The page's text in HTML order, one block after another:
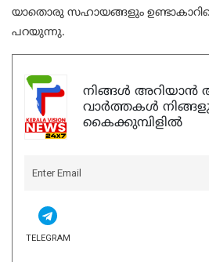
യാതൊരു സഹായങ്ങളും
പറയുന്നു.
നിങ്ങൾ അറിയാൻ
വാർത്തകൾ
കൈക്കുമ്പിളിൽ
TELEGRAM